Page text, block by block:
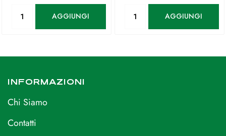
AGGIUNGI AGGIUNGI
INFORMAZIONI
Chi Siamo
Contatti